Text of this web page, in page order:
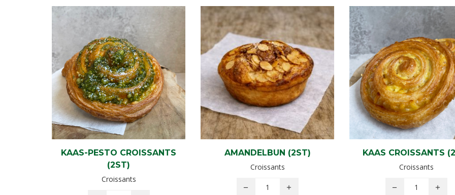
KAAS-PESTO CROISSANTS
(2ST)
Croissants
AMANDELBUN (2ST)
Croissants
KAAS CROISSANTS
Croissants